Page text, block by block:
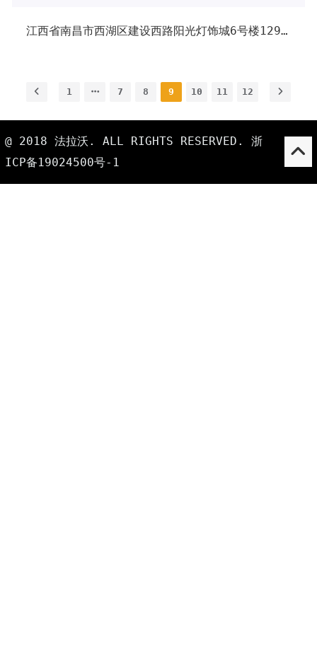
江西省南昌市西湖区建设西路阳光灯饰城6号楼129号
1 7 8 9 10 11 12
@ 2018 法拉沃. ALL RIGHTS RESERVED.浙
ICP备19024500号-1